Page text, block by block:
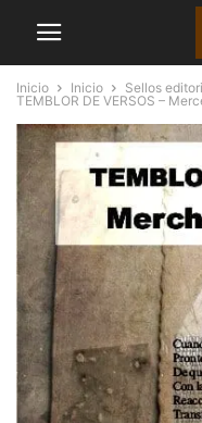
Inicio Inicio Sellos
TEMBLOR DE VERSOS –